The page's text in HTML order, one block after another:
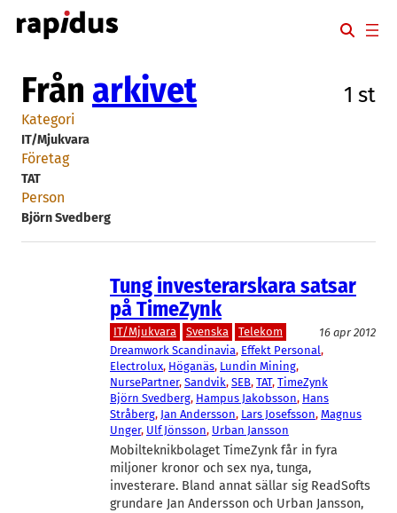
Hoppa
till
Från arkivet 1 st
Kategori
IT/Mjukvara
Företag
TAT
Person
Björn Svedberg
Tung investerarskara satsar
på TimeZynk
IT/Mjukvara Svenska Telekom
16 apr 2012
Dreamwork Scandinavia, Effekt Personal
Electrolux, Höganäs, Lundin Mining
NursePartner, Sandvik, SEB, TAT, TimeZynk
Björn Svedberg, Hampus Jakobsson, Hans
Stråberg, Jan Andersson, Lars Josefsson, Magnus
Unger, Ulf Jönsson, Urban Jansson
Mobilteknikbolaget TimeZynk får in fyra
miljoner kronor och sex nya, tunga,
investerare. Bland annat sällar sig ReadSofts
grundare Jan Andersson och Urban Jansson,